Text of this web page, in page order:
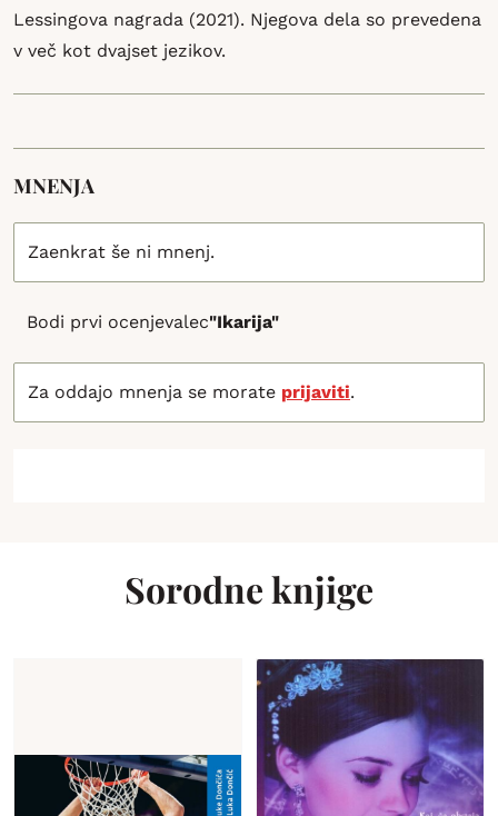
Lessingova nagrada (2021). Njegova dela so prevedena
v več kot dvajset jezikov.
MNENJA
Zaenkrat še ni mnenj.
Bodi prvi ocenjevalec"Ikarija"
Za oddajo mnenja se morate prijaviti.
Sorodne knjige